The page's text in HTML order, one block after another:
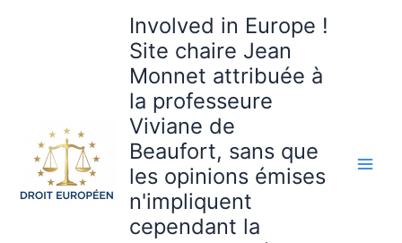
Involved in Europe !
Site chaire Jean
Monnet attribuée à
la professeure
Viviane de
Beaufort, sans que
les opinions émises
n'impliquent
cependant la